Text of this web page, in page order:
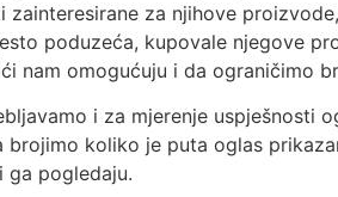
zainteresirane za njihove
poduzeća, kupovale njegove
nam omogućuju i da ograničimo
i za mjerenje uspješnosti
brojimo koliko je puta oglas
ga pogledaju.